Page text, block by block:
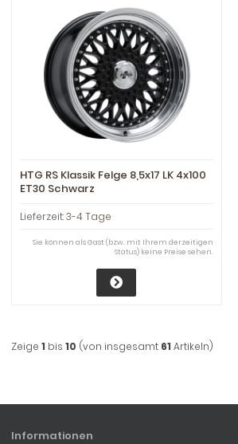
HTG RS Klassik Felge 8,5x17 LK 4x100
ET30 Schwarz
Lieferzeit:3-4 Tage
Sie können als Gast (bzw. mit Ihrem derzeitigen
Status) keine Preise sehen.
Zeige 1 bis 10 (von insgesamt 61 Artikeln)
Informationen